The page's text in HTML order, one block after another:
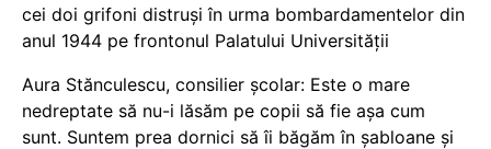
cei doi grifoni distruși în urma bombardamentelor din
anul 1944 pe frontonul Palatului Universității
Aura Stănculescu, consilier școlar: Este o mare
nedreptate să nu-i lăsăm pe copii să fie așa cum
sunt. Suntem prea dornici să îi băgăm în șabloane și